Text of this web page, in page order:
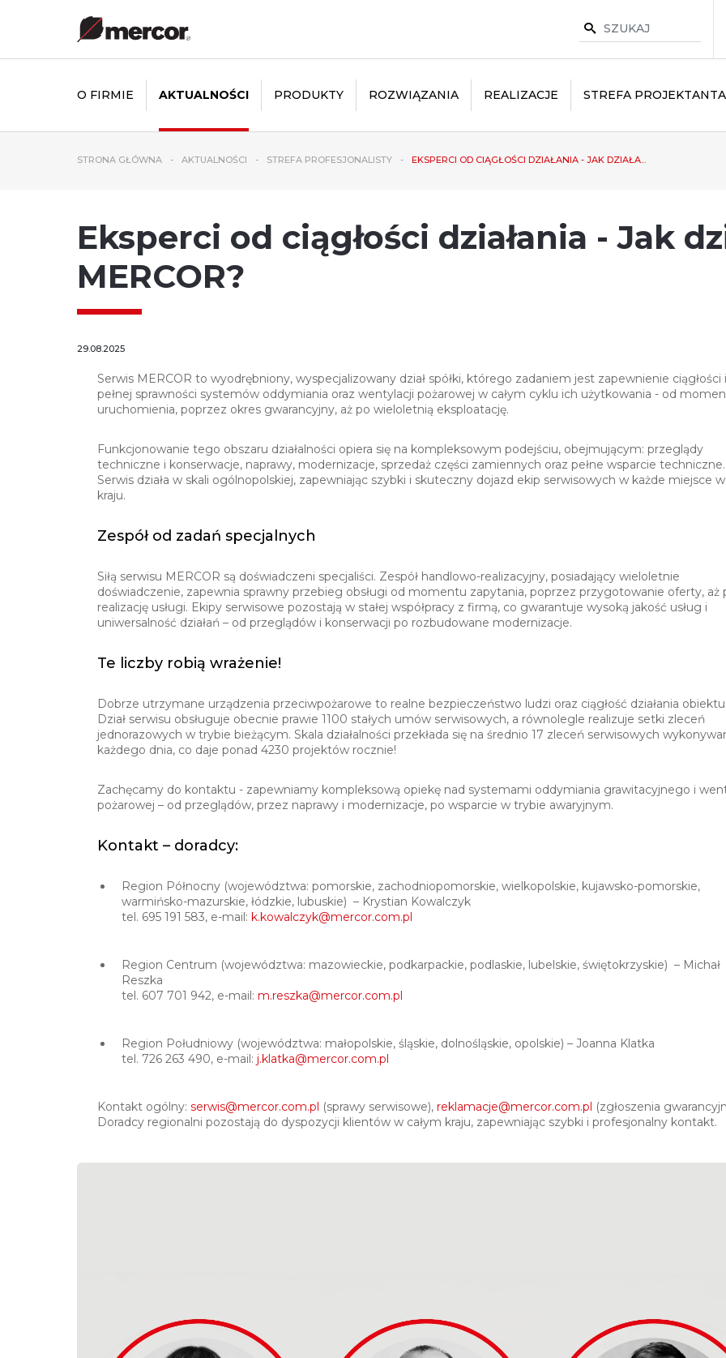
O FIRMIE AKTUALNOŚCI PRODUKTY ROZWIĄZANIA REALIZACJE STREFA PROJEKTANTA
STRONA GŁÓWNA AKTUALNOŚCI STREFA PROFESJONALISTY EKSPERCI OD CIĄGŁOŚCI DZIAŁANIA - JAK DZIAŁA...
Eksperci od ciągłości działania - Jak
MERCOR?
29.08.2025
Serwis MERCOR to wyodrębniony, wyspecjalizowany dział spółki, którego zadaniem jest zapewnienie ciągłości i
pełnej sprawności systemów oddymiania oraz wentylacji pożarowej w całym cyklu ich użytkowania - od
uruchomienia, poprzez okres gwarancyjny, aż po wieloletnią eksploatację.
Funkcjonowanie tego obszaru działalności opiera się na kompleksowym podejściu, obejmującym: przeglądy
techniczne i konserwacje, naprawy, modernizacje, sprzedaż części zamiennych oraz pełne wsparcie techniczne.
Serwis działa w skali ogólnopolskiej, zapewniając szybki i skuteczny dojazd ekip serwisowych w każde miejsce w
kraju.
Zespół od zadań specjalnych
Siłą serwisu MERCOR są doświadczeni specjaliści. Zespół handlowo-realizacyjny, posiadający wieloletnie
doświadczenie, zapewnia sprawny przebieg obsługi od momentu zapytania, poprzez przygotowanie oferty, aż
realizację usługi. Ekipy serwisowe pozostają w stałej współpracy z firmą, co gwarantuje wysoką jakość usług i
uniwersalność działań – od przeglądów i konserwacji po rozbudowane modernizacje.
Te liczby robią wrażenie!
Dobrze utrzymane urządzenia przeciwpożarowe to realne bezpieczeństwo ludzi oraz ciągłość działania
Dział serwisu obsługuje obecnie prawie 1100 stałych umów serwisowych, a równolegle realizuje setki zleceń
jednorazowych w trybie bieżącym. Skala działalności przekłada się na średnio 17 zleceń serwisowych
każdego dnia, co daje ponad 4230 projektów rocznie!
Zachęcamy do kontaktu - zapewniamy kompleksową opiekę nad systemami oddymiania grawitacyjnego i
pożarowej – od przeglądów, przez naprawy i modernizacje, po wsparcie w trybie awaryjnym.
Kontakt – doradcy:
Region Północny (województwa: pomorskie, zachodniopomorskie, wielkopolskie, kujawsko-pomorskie,
warmińsko-mazurskie, łódzkie, lubuskie) – Krystian Kowalczyk
tel. 695 191 583, e-mail: k.kowalczyk@mercor.com.pl
Region Centrum (województwa: mazowieckie, podkarpackie, podlaskie, lubelskie, świętokrzyskie) – Michał
Reszka
tel. 607 701 942, e-mail: m.reszka@mercor.com.pl
Region Południowy (województwa: małopolskie, śląskie, dolnośląskie, opolskie) – Joanna Klatka
tel. 726 263 490, e-mail: j.klatka@mercor.com.pl
Kontakt ogólny: serwis@mercor.com.pl (sprawy serwisowe), reklamacje@mercor.com.pl (zgłoszenia
Doradcy regionalni pozostają do dyspozycji klientów w całym kraju, zapewniając szybki i profesjonalny kontakt.